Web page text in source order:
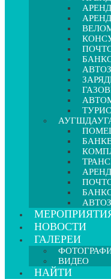
НОВОСТИ
ГАЛЕРЕИ
ВИДЕО
НАЙТИ